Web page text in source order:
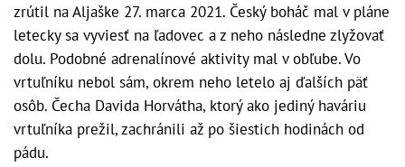
zrútil na Aljaške 27. marca 2021. Český boháč mal v pláne
letecky sa vyviesť na ľadovec a z neho následne zlyžovať
dolu. Podobné adrenalínové aktivity mal v obľube. Vo
vrtuľníku nebol sám, okrem neho letelo aj ďalších päť
osôb. Čecha Davida Horvátha, ktorý ako jediný haváriu
vrtuľníka prežil, zachránili až po šiestich hodinách od
pádu.